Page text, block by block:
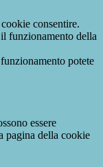
consentire.
funzionamento della
potete
essere
pagina della cookie